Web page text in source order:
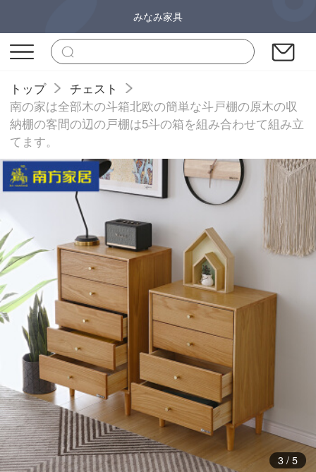
みなみ家具
トップ
チェスト
南の家は全部木の斗箱北欧の簡単な斗戸棚の原木の収
納棚の客間の辺の戸棚は5斗の箱を組み合わせて組み立
てます。
3/ 5